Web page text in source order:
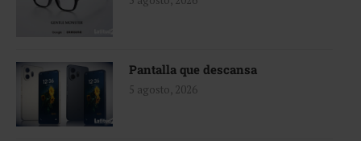
Pantalla que descansa
5 agosto, 2026